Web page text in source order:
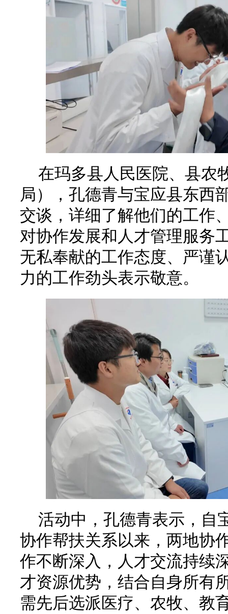
在玛多县人民医院、县农
局），孔德青与宝应县东西
交谈，详细了解他们的工作
对协作发展和人才管理服务
无私奉献的工作态度、严谨
力的工作劲头表示敬意。
活动中，孔德青表示，自
协作帮扶关系以来，两地协
作不断深入，人才交流持续
才资源优势，结合自身所有
需先后选派医疗、农牧、教